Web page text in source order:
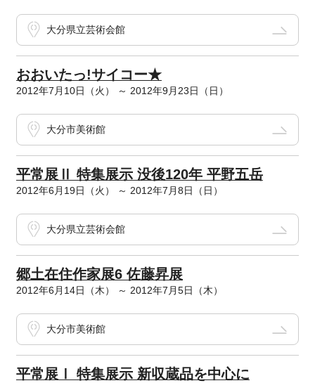
大分県立芸術会館
おおいたっ!サイコー★
2012年7月10日（火） ～ 2012年9月23日（日）
大分市美術館
平常展Ⅱ 特集展示 没後120年 平野五岳
2012年6月19日（火） ～ 2012年7月8日（日）
大分県立芸術会館
郷土在住作家展6 佐藤昇展
2012年6月14日（木） ～ 2012年7月5日（木）
大分市美術館
平常展Ⅰ 特集展示 新収蔵品を中心に